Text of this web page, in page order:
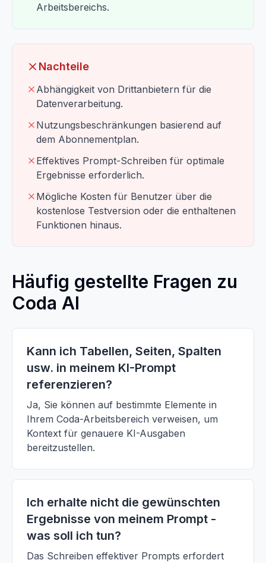
Arbeitsbereichs.
Nachteile
Abhängigkeit von Drittanbietern für die
Datenverarbeitung.
Nutzungsbeschränkungen basierend auf
dem Abonnementplan.
Effektives Prompt-Schreiben für optimale
Ergebnisse erforderlich.
Mögliche Kosten für Benutzer über die
kostenlose Testversion oder die enthaltenen
Funktionen hinaus.
Häufig gestellte Fragen zu
Coda AI
Kann ich Tabellen, Seiten, Spalten
usw. in meinem KI-Prompt
referenzieren?
Ja, Sie können auf bestimmte Elemente in
Ihrem Coda-Arbeitsbereich verweisen, um
Kontext für genauere KI-Ausgaben
bereitzustellen.
Ich erhalte nicht die gewünschten
Ergebnisse von meinem Prompt -
was soll ich tun?
Das Schreiben effektiver Prompts erfordert